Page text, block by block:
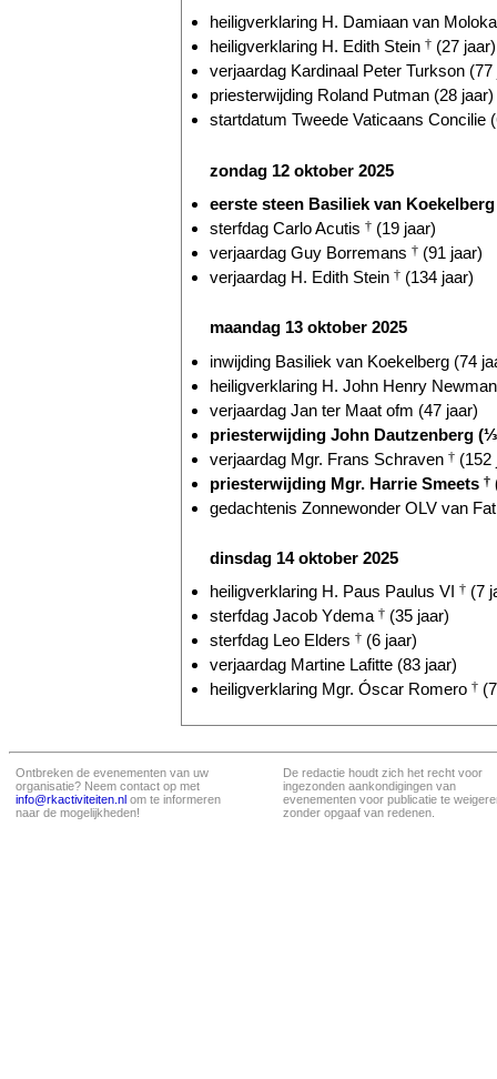
heiligverklaring H. Damiaan van
heiligverklaring H. Edith Stein † (27 jaar)
verjaardag Kardinaal Peter Turkson (77
priesterwijding Roland Putman (28 jaar)
startdatum Tweede Vaticaans Concilie
zondag 12 oktober 2025
eerste steen Basiliek van Koekelberg
sterfdag Carlo Acutis † (19 jaar)
verjaardag Guy Borremans † (91 jaar)
verjaardag H. Edith Stein † (134 jaar)
maandag 13 oktober 2025
inwijding Basiliek van Koekelberg (74
heiligverklaring H. John Henry
verjaardag Jan ter Maat ofm (47 jaar)
priesterwijding John Dautzenberg
verjaardag Mgr. Frans Schraven † (152
priesterwijding Mgr. Harrie Smeets †
gedachtenis Zonnewonder OLV van
dinsdag 14 oktober 2025
heiligverklaring H. Paus Paulus VI † (7
sterfdag Jacob Ydema † (35 jaar)
sterfdag Leo Elders † (6 jaar)
verjaardag Martine Lafitte (83 jaar)
heiligverklaring Mgr. Óscar Romero †
Ontbreken de evenementen van uw
organisatie? Neem contact op met
info@rkactiviteiten.nl om te informeren
naar de mogelijkheden!
De redactie houdt zich het recht voor
ingezonden aankondigingen van
evenementen voor publicatie te
zonder opgaaf van redenen.